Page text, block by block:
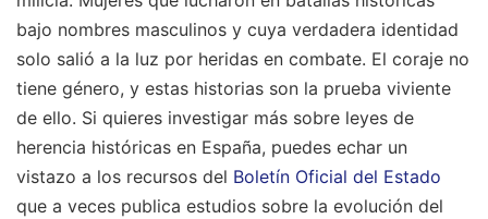
bajo nombres masculinos y cuya verdadera identidad
solo salió a la luz por heridas en combate. El coraje no
tiene género, y estas historias son la prueba viviente
de ello. Si quieres investigar más sobre leyes de
herencia históricas en España, puedes echar un
vistazo a los recursos del Boletín Oficial del Estado
que a veces publica estudios sobre la evolución del